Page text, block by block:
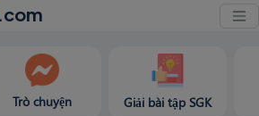
.com
Trò chuyện Giải bài tập SGK